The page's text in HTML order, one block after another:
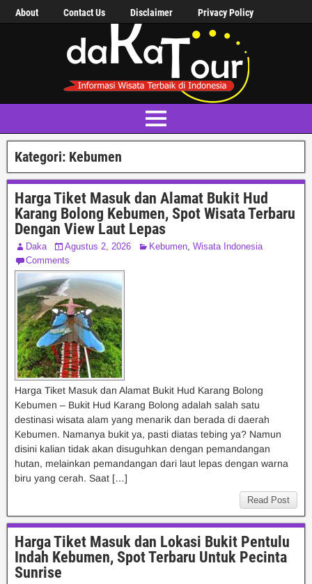
About Contact Us Disclaimer Privacy Policy
Kategori: Kebumen
Harga Tiket Masuk dan Alamat Bukit Hud
Karang Bolong Kebumen, Spot Wisata Terbaru
Dengan View Laut Lepas
Daka Agustus 2, 2026 Kebumen, Wisata Indonesia
Comments
Harga Tiket Masuk dan Alamat Bukit Hud Karang Bolong
Kebumen – Bukit Hud Karang Bolong adalah salah satu
destinasi wisata alam yang menarik dan berada di daerah
Kebumen. Namanya bukit ya, pasti diatas tebing ya? Namun
disini kalian tidak akan disuguhkan dengan pemandangan
hutan, melainkan pemandangan dari laut lepas dengan warna
biru yang cerah. Saat […]
Read Post
Harga Tiket Masuk dan Lokasi Bukit Pentulu
Indah Kebumen, Spot Terbaru Untuk Pecinta
Sunrise